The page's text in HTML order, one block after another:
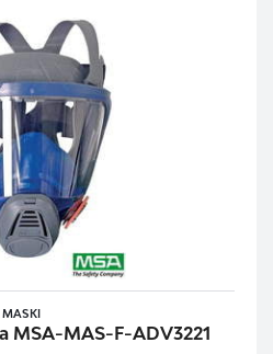
MASKI
MSA-MAS-F-ADV3221